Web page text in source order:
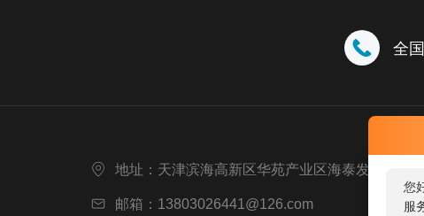
您
服
全
地址：天津滨海高新区华苑产业区海泰发展五道八
邮箱：13803026441@126.com